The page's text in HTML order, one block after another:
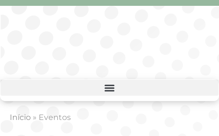
Início » Eventos